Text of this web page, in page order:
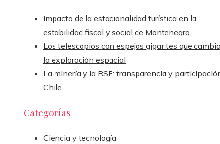
Impacto de la estacionalidad turística en la
estabilidad fiscal y social de Montenegro
Los telescopios con espejos gigantes que
la exploración espacial
La minería y la RSE: transparencia y
Chile
Categorías
Ciencia y tecnología